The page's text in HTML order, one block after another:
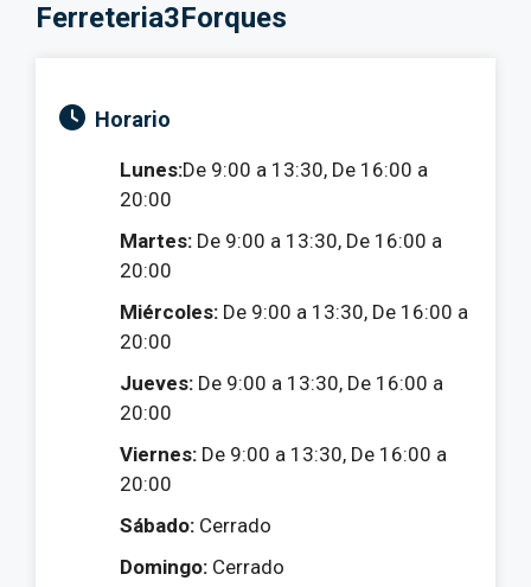
Ferreteria3Forques
Horario
Lunes:De 9:00 a 13:30, De 16:00 a
20:00
Martes: De 9:00 a 13:30, De 16:00 a
20:00
Miércoles: De 9:00 a 13:30, De 16:00 a
20:00
Jueves: De 9:00 a 13:30, De 16:00 a
20:00
Viernes: De 9:00 a 13:30, De 16:00 a
20:00
Sábado: Cerrado
Domingo: Cerrado